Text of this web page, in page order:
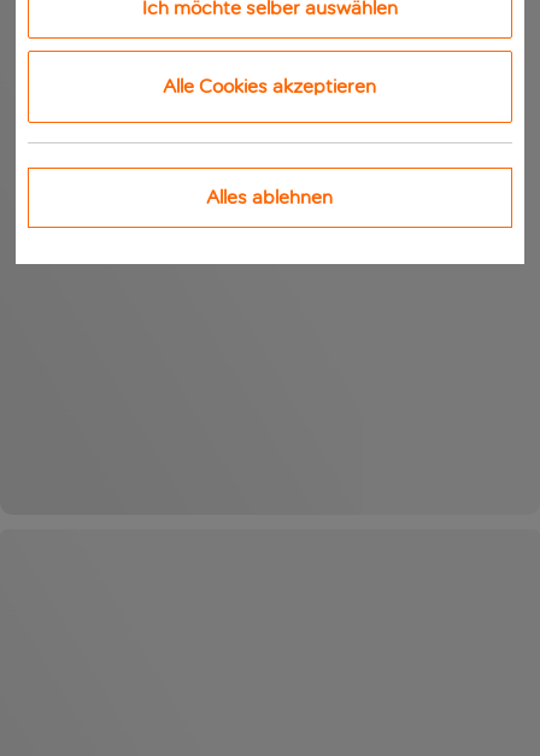
Ich möchte selber auswählen
Alle Cookies akzeptieren
Alles ablehnen